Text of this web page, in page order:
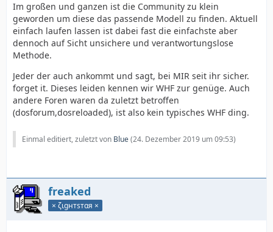
Im großen und ganzen ist die Community zu klein
geworden um diese das passende Modell zu finden. Aktuell
einfach laufen lassen ist dabei fast die einfachste aber
dennoch auf Sicht unsichere und verantwortungslose
Methode.
Jeder der auch ankommt und sagt, bei MIR seit ihr sicher.
forget it. Dieses leiden kennen wir WHF zur genüge. Auch
andere Foren waren da zuletzt betroffen
(dosforum,dosreloaded), ist also kein typisches WHF ding.
Einmal editiert, zuletzt von Blue(24. Dezember 2019 um 09:53)
freaked
× ζιgнтѕтαя ×